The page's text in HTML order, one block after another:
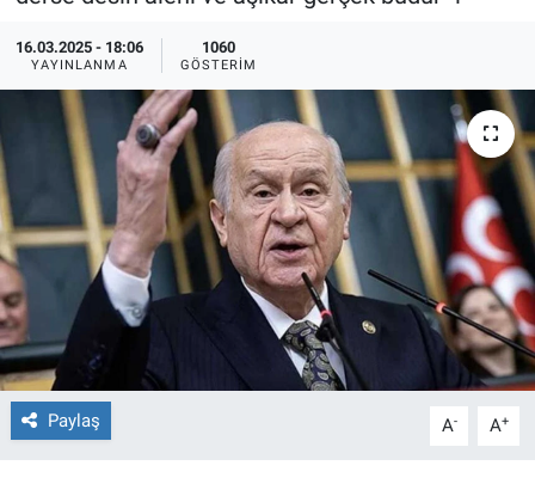
16.03.2025 - 18:06
YAYINLANMA
1060
GÖSTERIM
Paylaş A- A+
Eğitim
Eğlence
Ekonomi
Forum
Gerçeğin İzinde
Gün Başlıyor
Gün Bitiyor
Gün Ortası